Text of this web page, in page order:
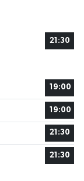
21:30
19:00
19:00
21:30
21:30